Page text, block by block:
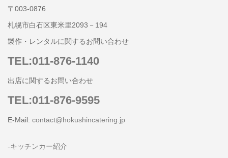
〒003-0876
札幌市白石区東米里2093－194
製作・レンタルに関するお問い合わせ
TEL:011-876-1140
出店に関するお問い合わせ
TEL:011-876-9595
E-Mail: contact@hokushincatering.jp
-キッチンカー紹介